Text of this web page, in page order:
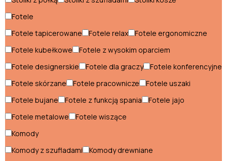
Szezlongi
Toaletki i konsole
Wieszaki
Witryny
Pomieszczenia
Jadalnia
Fotele
Fotele tapicerowane
Fotele relax
Fotele ergonomiczne
Fotele kubełkowe
Fotele z wysokim oparciem
Fotele designerskie
Fotele dla graczy
Fotele konferencyjne
Fotele skórzane
Fotele pracownicze
Fotele uszaki
Fotele bujane
Fotele z funkcją spania
Fotele jajo
Fotele metalowe
Fotele wiszące
Komody
Komody z szufladami
Komody drewniane